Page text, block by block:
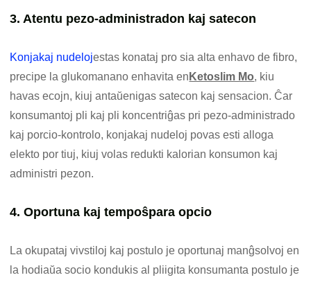
3. Atentu pezo-administradon kaj satecon
Konjakaj nudelojestas konataj pro sia alta enhavo de fibro,
precipe la glukomanano enhavita en Ketoslim Mo, kiu
havas ecojn, kiuj antaŭenigas satecon kaj sensacion. Ĉar
konsumantoj pli kaj pli koncentriĝas pri pezo-administrado
kaj porcio-kontrolo, konjakaj nudeloj povas esti alloga
elekto por tiuj, kiuj volas redukti kalorian konsumon kaj
administri pezon.
4. Oportuna kaj tempoŝpara opcio
La okupataj vivstiloj kaj postulo je oportunaj manĝsolvoj en
la hodiaŭa socio kondukis al pliigita konsumanta postulo je